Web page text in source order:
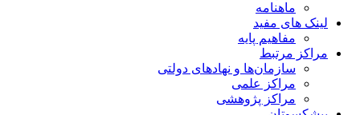
ماهنامه
لینک های مفید
مفاهیم پایه
مراکز مرتبط
سازمان‌ها و نهادهای دولتی
مراکز علمی
مراکز پژوهشی